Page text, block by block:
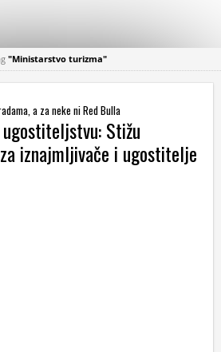
"Ministarstvo turizma"
a za neke ni Red Bulla
Stižu
iznajmljivače i ugostitelje